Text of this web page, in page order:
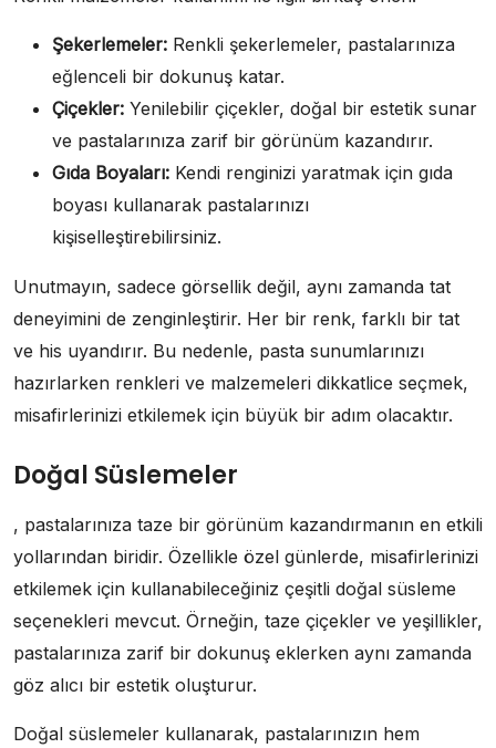
Şekerlemeler: Renkli şekerlemeler, pastalarınıza
eğlenceli bir dokunuş katar.
Çiçekler: Yenilebilir çiçekler, doğal bir estetik sunar
ve pastalarınıza zarif bir görünüm kazandırır.
Gıda Boyaları: Kendi renginizi yaratmak için gıda
boyası kullanarak pastalarınızı
kişiselleştirebilirsiniz.
Unutmayın, sadece görsellik değil, aynı zamanda tat
deneyimini de zenginleştirir. Her bir renk, farklı bir tat
ve his uyandırır. Bu nedenle, pasta sunumlarınızı
hazırlarken renkleri ve malzemeleri dikkatlice seçmek,
misafirlerinizi etkilemek için büyük bir adım olacaktır.
Doğal Süslemeler
, pastalarınıza taze bir görünüm kazandırmanın en etkili
yollarından biridir. Özellikle özel günlerde, misafirlerinizi
etkilemek için kullanabileceğiniz çeşitli doğal süsleme
seçenekleri mevcut. Örneğin, taze çiçekler ve yeşillikler,
pastalarınıza zarif bir dokunuş eklerken aynı zamanda
göz alıcı bir estetik oluşturur.
Doğal süslemeler kullanarak, pastalarınızın hem